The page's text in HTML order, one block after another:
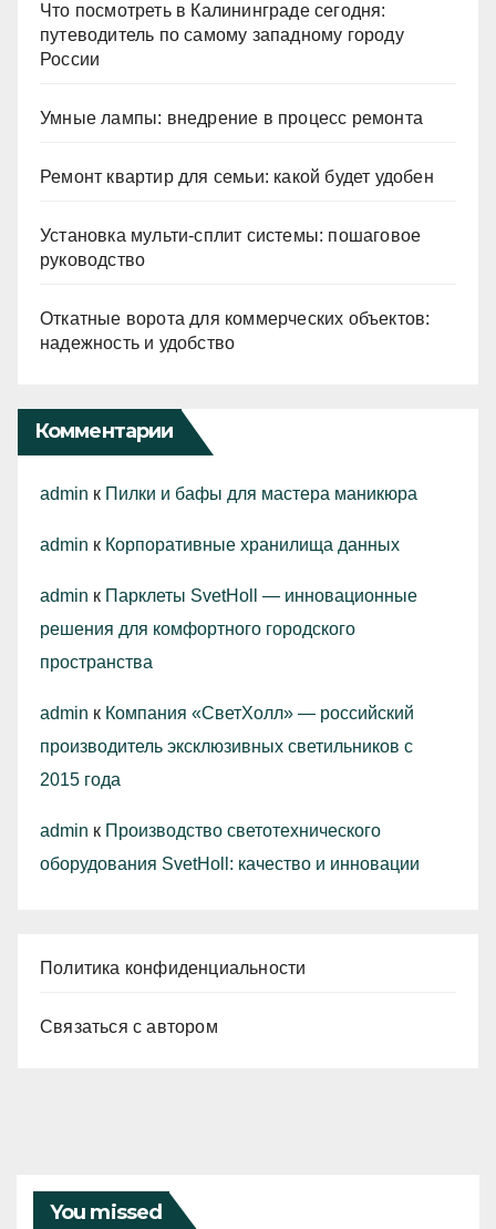
Что посмотреть в Калининграде сегодня:
путеводитель по самому западному городу
России
Умные лампы: внедрение в процесс ремонта
Ремонт квартир для семьи: какой будет удобен
Установка мульти-сплит системы: пошаговое
руководство
Откатные ворота для коммерческих объектов:
надежность и удобство
Комментарии
admin к Пилки и бафы для мастера маникюра
admin к Корпоративные хранилища данных
admin к Парклеты SvetHoll — инновационные
решения для комфортного городского
пространства
admin к Компания «СветХолл» — российский
производитель эксклюзивных светильников с
2015 года
admin к Производство светотехнического
оборудования SvetHoll: качество и инновации
Политика конфиденциальности
Связаться с автором
You missed